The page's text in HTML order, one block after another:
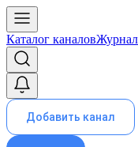
Каталог каналовЖурнал
Добавить канал